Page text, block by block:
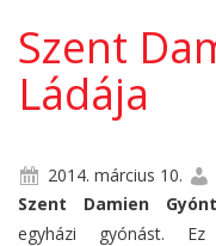
Szent
Ládája
2014. március 10.
Szent Damien
egyházi gyónást.